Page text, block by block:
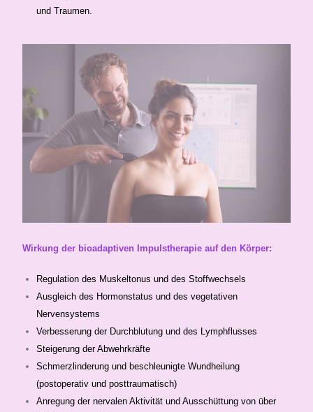
und Traumen.
Wirkung der bioadaptiven Impulstherapie auf den Körper:
Regulation des Muskeltonus und des Stoffwechsels
Ausgleich des Hormonstatus und des vegetativen
Nervensystems
Verbesserung der Durchblutung und des Lymphflusses
Steigerung der Abwehrkräfte
Schmerzlinderung und beschleunigte Wundheilung
(postoperativ und posttraumatisch)
Anregung der nervalen Aktivität und Ausschüttung von über